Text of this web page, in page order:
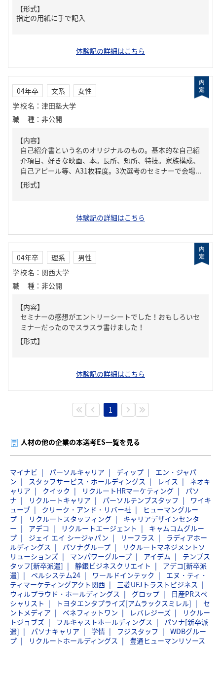
【形式】
指定の用紙に手で記入
体験記の詳細はこちら
04年卒 文系
女性
学校名 ： 津田塾大学
職種 ： 非公開
【内容】
自己紹介書という名のオリジナルのもの。基本的な自己紹
介項目、好きな映画、本。長所、短所、特技。家族構成、
自己アピール等、A31枚程度。3次選考のセミナーで会場...
【形式】
体験記の詳細はこちら
04年卒 理系
男性
学校名 ： 関西大学
職種 ： 非公開
【内容】
セミナーの感想がエントリーシートでした！おもしろいセ
ミナーだったのでスラスラ書けました！
【形式】
体験記の詳細はこちら
1
人材の他の企業の本選考ES一覧を見る
マイナビ パーソルキャリア ディップ
エン・ジャパ
ン
スタッフサービス・ホールディングス レイス
ネオキ
ャリア
クイック リクルートHRマーケティング
パソ
ナ
リクルートキャリア パーソルテンプスタッフ
ワイキ
ューブ
クリーク・アンド・リバー社
ヒューマングルー
プ
リクルートスタッフィング
キャリアデザインセンタ
ー
アデコ リクルートエージェント
キャムコムグルー
プ
ジェイ エイ シージャパン リーフラス
ラディアホー
ルディングス
パソナグループ
リクルートマネジメントソ
リューションズ
マンパワーグループ アイデム
テンプス
タッフ[新卒派遣]
静銀ビジネスクリエイト
アデコ[新卒派
遣]
ベルシステム24 ワールドインテック
エヌ・ティ・
ティマーケティングアクト関西
三菱UFJトラストビジネス
ウィルプラウド・ホールディングス
グロップ
日産PRスペ
シャリスト
トヨタエンタプライズ[アムラックスミレル]
セ
ントメディア
ベネフィットワン レバレジーズ
リクルー
トジョブズ
フルキャストホールディングス
パソナ[新卒派
遣]
パソナキャリア 学情 フジスタッフ
WDBグルー
プ
リクルートホールディングス 豊通ヒューマンリソース